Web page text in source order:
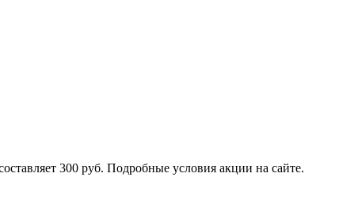
300 руб. Подробные условия акции на сайте.